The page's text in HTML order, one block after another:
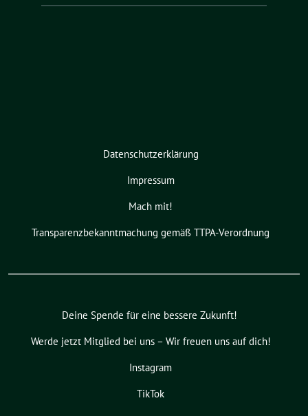
Datenschutzerklärung
Impressum
Mach mit!
Transparenzbekanntmachung gemäß TTPA-Verordnung
Deine Spende für eine bessere Zukunft!
Werde jetzt Mitglied bei uns – Wir freuen uns auf dich!
Instagram
TikTok